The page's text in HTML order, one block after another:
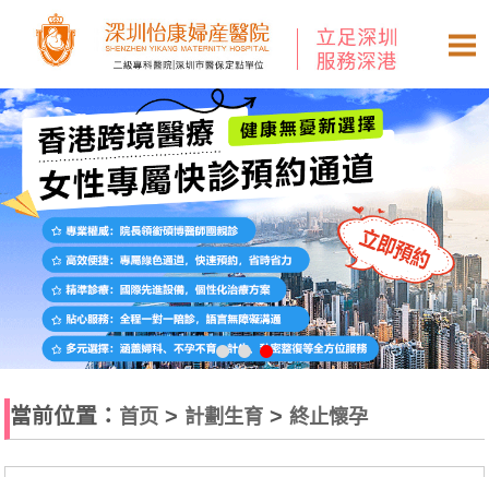
當前位置： 首页 > 計劃生育 >終止懷孕